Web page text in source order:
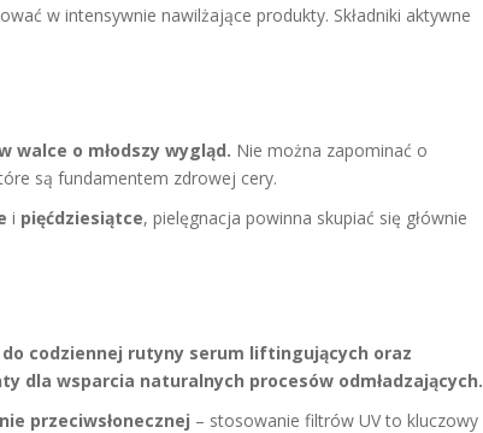
w intensywnie nawilżające produkty. Składniki aktywne
walce o młodszy wygląd. Nie można zapominać o
są fundamentem zdrowej cery.
i pięćdziesiątce, pielęgnacja powinna skupiać się głównie
do codziennej rutyny serum liftingujących oraz
dla wsparcia naturalnych procesów odmładzających.
przeciwsłonecznej – stosowanie filtrów UV to kluczowy